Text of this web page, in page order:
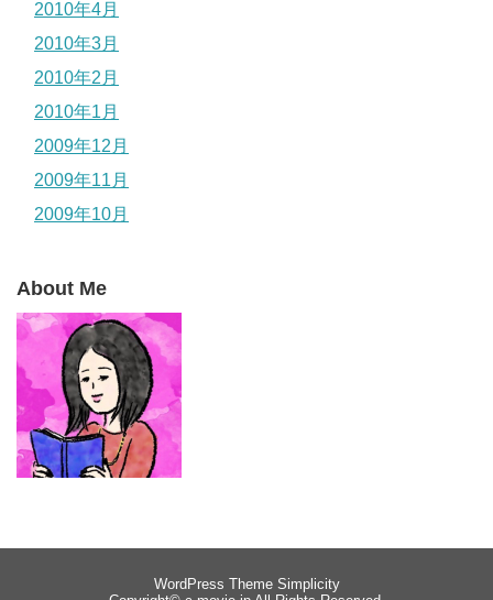
2010年4月
2010年3月
2010年2月
2010年1月
2009年12月
2009年11月
2009年10月
About Me
WordPress Theme Simplicity